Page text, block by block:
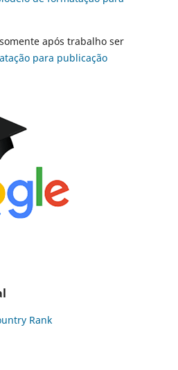
após trabalho ser
para publicação